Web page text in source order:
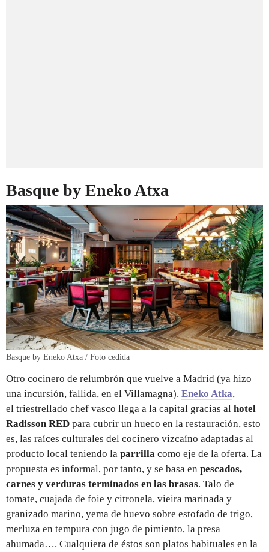
Basque by Eneko Atxa
Basque by Eneko Atxa / Foto cedida
Otro cocinero de relumbrón que vuelve a Madrid (ya hizo
una incursión, fallida, en el Villamagna). Eneko Atka,
el triestrellado chef vasco llega a la capital gracias al hotel
Radisson RED para cubrir un hueco en la restauración, esto
es, las raíces culturales del cocinero vizcaíno adaptadas al
producto local teniendo la parrilla como eje de la oferta. La
propuesta es informal, por tanto, y se basa en pescados,
carnes y verduras terminados en las brasas. Talo de
tomate, cuajada de foie y citronela, vieira marinada y
granizado marino, yema de huevo sobre estofado de trigo,
merluza en tempura con jugo de pimiento, la presa
ahumada…. Cualquiera de éstos son platos habituales en la